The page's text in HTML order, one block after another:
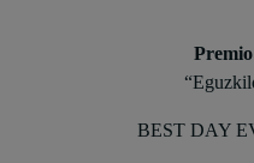
BEST DAY